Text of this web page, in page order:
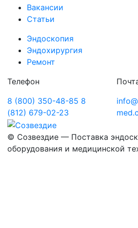
Вакансии
Статьи
Эндоскопия
Эндохирургия
Ремонт
Телефон
8 (800) 350-48-85 8
(812) 679-02-23
© Созвездие — Поставка
оборудования и медицинской